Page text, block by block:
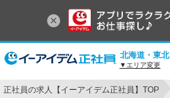
北海道・東北
▼エリア変更
正社員の求人【イーアイデム正社員】TOP